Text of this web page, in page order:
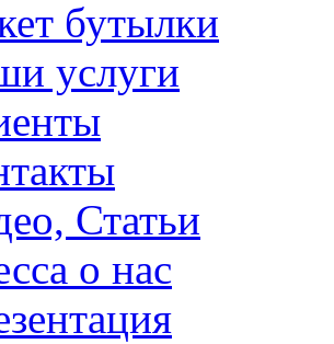
бутылки
услуги
Статьи
о нас